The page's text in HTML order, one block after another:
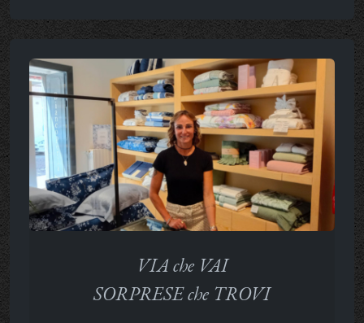
VIA che VAI
SORPRESE che TROVI